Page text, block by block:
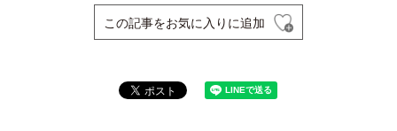
この記事をお気に入りに追加